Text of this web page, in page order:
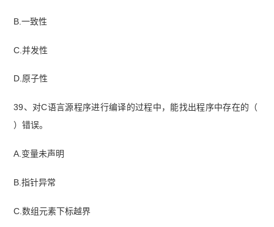
B.一致性
C.并发性
D.原子性
39、对C语言源程序进行编译的过程中，能找出程序中存在的（
）错误。
A.变量未声明
B.指针异常
C.数组元素下标越界